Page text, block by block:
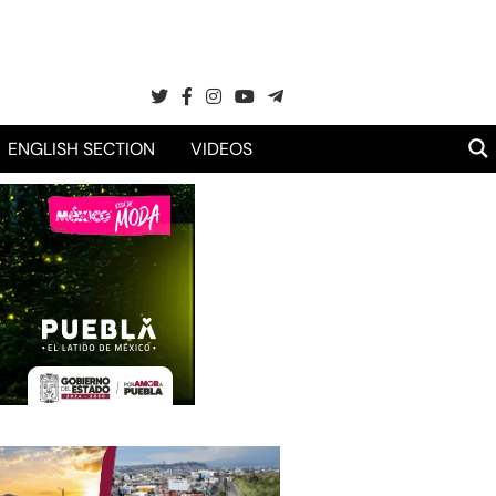
ENGLISH SECTION VIDEOS